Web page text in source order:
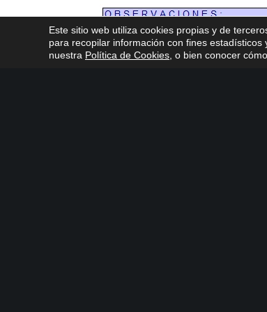
Este sitio web utiliza cookies propias y de
para recopilar información con fines
nuestra Política de Cookies , o bien conocer